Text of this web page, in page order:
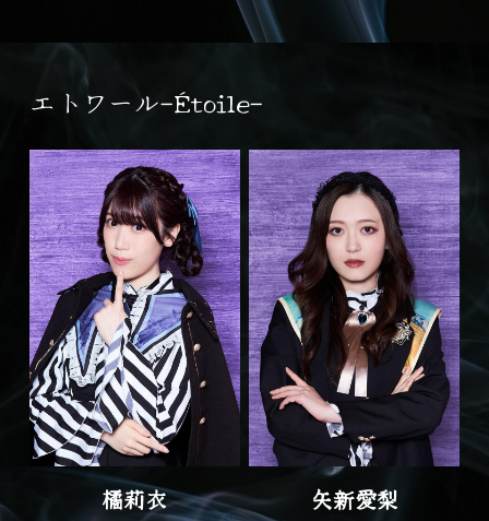
エトワール-Étoile-
橘莉衣 矢新愛梨